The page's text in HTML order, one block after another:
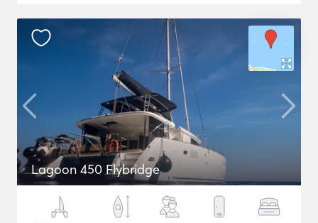
Lagoon 450 Flybridge